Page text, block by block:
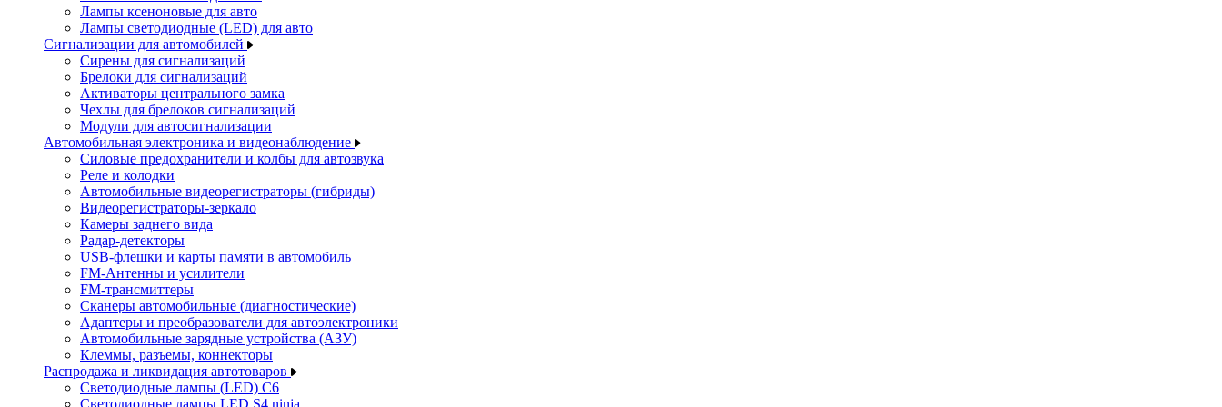
Лампы ксеноновые для авто
Лампы светодиодные (LED) для авто
Сигнализации для автомобилей
Сирены для сигнализаций
Брелоки для сигнализаций
Активаторы центрального замка
Чехлы для брелоков сигнализаций
Модули для автосигнализации
Автомобильная электроника и видеонаблюдение
Силовые предохранители и колбы для автозвука
Реле и колодки
Автомобильные видеорегистраторы (гибриды)
Видеорегистраторы-зеркало
Камеры заднего вида
Радар-детекторы
USB-флешки и карты памяти в автомобиль
FM-Антенны и усилители
FM-трансмиттеры
Сканеры автомобильные (диагностические)
Адаптеры и преобразователи для автоэлектроники
Автомобильные зарядные устройства (АЗУ)
Клеммы, разъемы, коннекторы
Распродажа и ликвидация автотоваров
Светодиодные лампы (LED) C6
Светодиодные лампы LED S4 ninja